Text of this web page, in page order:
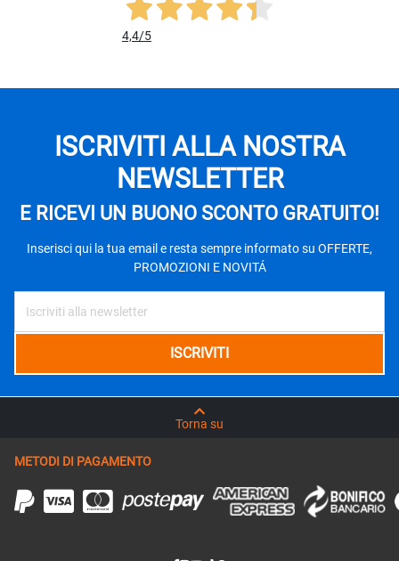
4,4/5
ISCRIVITI ALLA NOSTRA
NEWSLETTER
E RICEVI UN BUONO SCONTO GRATUITO!
Inserisci qui la tua email e resta sempre informato su OFFERTE,
PROMOZIONI E NOVITÁ
Torna su
METODI DI PAGAMENTO